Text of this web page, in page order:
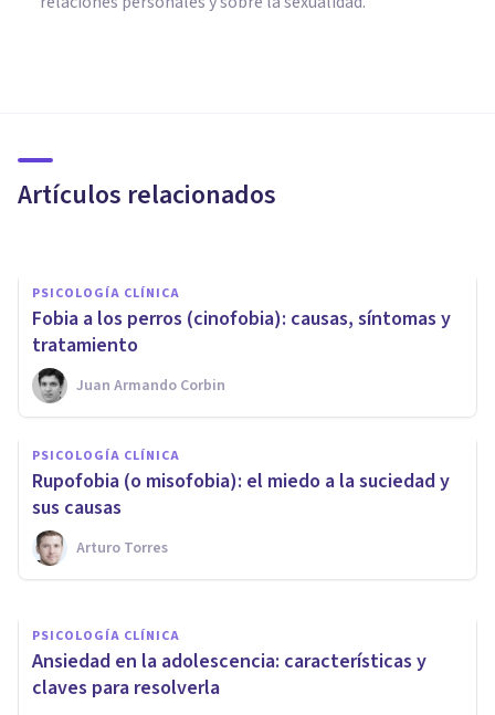
Artículos relacionados
síntomas, causas y tratamiento
PSICOLOGÍA CLÍNICA
Fobia a los perros (cinofobia): causas, síntomas y
tratamiento
Juan Armando Corbin
PSICOLOGÍA CLÍNICA
Rupofobia (o misofobia): el miedo a la suciedad y
sus causas
Arturo Torres
PSICOLOGÍA CLÍNICA
Arrhenfobia (fobia a los
hombres): síntomas, causas y
tratamiento
Laura Ruiz Mitjana
PSICOLOGÍA CLÍNICA
Ansiedad en la adolescencia: características y
claves para resolverla